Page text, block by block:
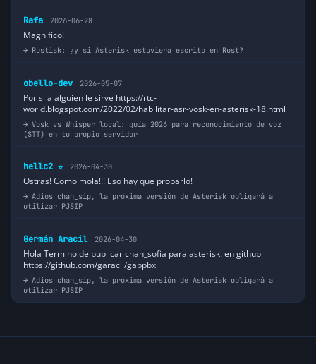
Rafa 2026-06-28
Magnifico!
Rustisk: ¿y si Asterisk estuviera escrito en Rust?
obello-dev 2026-05-07
Por si a alguien le sirve https://rtc-
world.blogspot.com/2022/02/habilitar-asr-vosk-en-asterisk-18.html
Vosk vs Whisper local: guía 2026 para reconocimiento de voz
(STT) en tu propio servidor
hellc2 ⭐ 2026-04-30
Ostras! Como mola!!! Eso hay que probarlo!
Adios chan_sip, la próxima versión de Asterisk obligará a
utilizar PJSIP
Germán Aracil 2026-04-30
Hola Termino de publicar chan_sofia para asterisk. en github
https://github.com/garacil/gabpbx
Adios chan_sip, la próxima versión de Asterisk obligará a
utilizar PJSIP